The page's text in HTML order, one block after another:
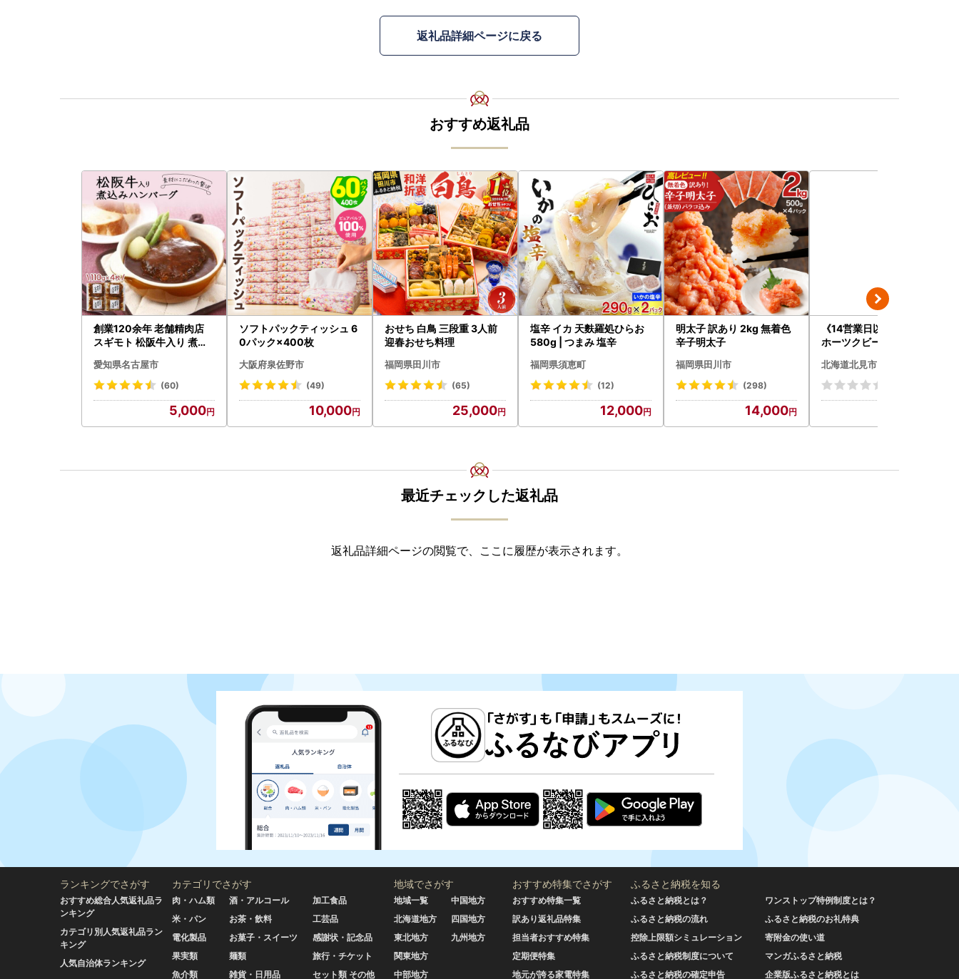
返礼品詳細ページに戻る
おすすめ返礼品
創業120余年 老舗精肉店
スギモト 松阪牛入り 煮込
惣菜 お取り寄せ グルメ ハ
ンバーグ 冷凍
愛知県名古屋市
(60)
5,000
ソフトパックティッシュ 6
0パック×400枚
大阪府泉佐野市
(49)
10,000
おせち 白鳥 三段重 3人前
迎春おせち料理
福岡県田川市
(65)
25,000
塩辛 イカ 天麩羅処ひらお
580g | つまみ 塩辛
福岡県須恵町
(12)
12,000
明太子 訳あり 2kg 無着色
辛子明太子
福岡県田川市
(298)
14,000
《14営業日以内に発送》オ
ホーツクビール4本セット
クラフトビール 瓶ビール
贈答 ギフト 贈り物 お中元
北海道北見市
最近チェックした返礼品
返礼品詳細ページの閲覧で、ここに履歴が表示されます。
ランキングでさがす
おすすめ総合人気返礼品ラ
ンキング
カテゴリ別人気返礼品ラン
キング
人気自治体ランキング
カテゴリでさがす
肉・ハム類
米・パン
電化製品
果実類
魚介類
酒・アルコール
お茶・飲料
お菓子・スイーツ
麺類
雑貨・日用品
加工食品
工芸品
感謝状・記念品
旅行・チケット
セット類 その他
地域でさがす
地域一覧
北海道地方
東北地方
関東地方
中部地方
中国地方
四国地方
九州地方
おすすめ特集でさがす
おすすめ特集一覧
訳あり返礼品特集
担当者おすすめ特集
定期便特集
地元が誇る家電特集
ふるさと納税を知る
ふるさと納税とは？
ふるさと納税の流れ
控除上限額シミュレーション
ふるさと納税制度について
ふるさと納税の確定申告
ワンストップ特例制度とは？
ふるさと納税のお礼特典
寄附金の使い道
マンガふるさと納税
企業版ふるさと納税とは